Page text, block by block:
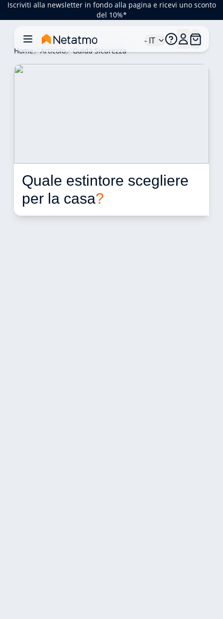
Iscriviti alla newsletter in fondo alla pagina e ricevi uno sconto
del 10%*
- IT
Home Articolo Guida Sicurezza
Quale estintore scegliere
per la casa?